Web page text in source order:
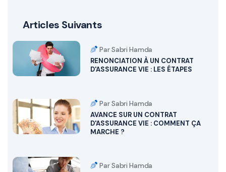
Articles Suivants
Par Sabri Hamda
RENONCIATION À UN CONTRAT
D'ASSURANCE VIE : LES ÉTAPES
Par Sabri Hamda
AVANCE SUR UN CONTRAT
D'ASSURANCE VIE : COMMENT ÇA
MARCHE ?
Par Sabri Hamda